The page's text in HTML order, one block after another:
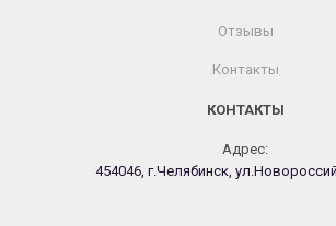
Отзывы
Контакты
КОНТАКТЫ
Адрес:
454046, г.Челябинск,